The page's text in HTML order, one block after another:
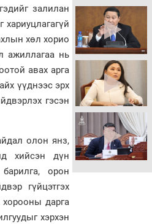
залилан
хариуцлагагүй
хөл хорио
ажиллагаа нь
авах арга
үүднээс эрх
гэсэн
олон янз,
хийсэн дүн
орон
гүйцэтгэх
хорооны дарга
хэрхэн